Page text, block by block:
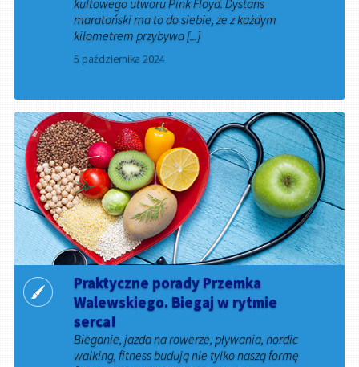
maratoński ma to do siebie, że z każdym
kilometrem przybywa [...]
5 października 2024
Praktyczne porady Przemka
Walewskiego. Biegaj w rytmie
serca!
Bieganie, jazda na rowerze, pływania, nordic
walking, fitness budują nie tylko naszą formę